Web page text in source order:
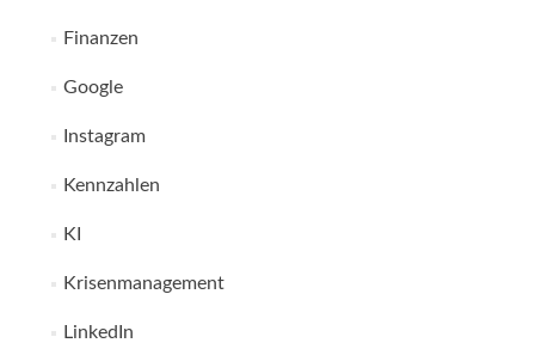
Finanzen
Google
Instagram
Kennzahlen
KI
Krisenmanagement
LinkedIn